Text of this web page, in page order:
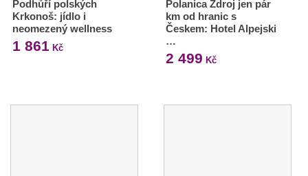
Podhůří polských
Krkonoš: jídlo i
neomezený wellness
1 861 Kč
Polanica Zdroj jen pár
km od hranic s
Českem: Hotel Alpejski
…
2 499 Kč